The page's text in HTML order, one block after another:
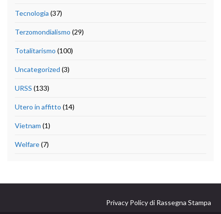
Tecnologia (37)
Terzomondialismo (29)
Totalitarismo (100)
Uncategorized (3)
URSS (133)
Utero in affitto (14)
Vietnam (1)
Welfare(7)
Privacy Policy di Rassegna Stampa